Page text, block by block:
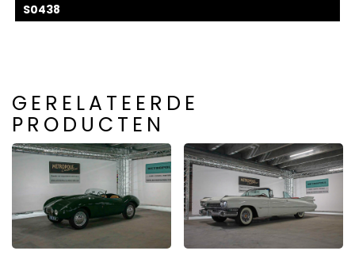
S0438
GERELATEERDE
PRODUCTEN